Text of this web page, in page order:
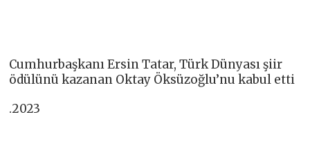
Cumhurbaşkanı Ersin Tatar, Türk Dünyası şiir
ödülünü kazanan Oktay Öksüzoğlu’nu kabul etti
.2023